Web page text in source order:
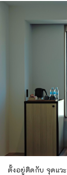
ตั้งอยู่ติดกับ จุดแว